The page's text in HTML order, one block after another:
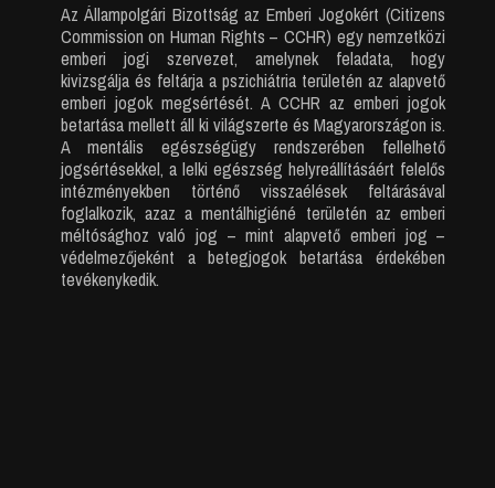
Az Állampolgári Bizottság az Emberi Jogokért (Citizens
Commission on Human Rights – CCHR) egy nemzetközi
emberi jogi szervezet, amelynek feladata, hogy
kivizsgálja és feltárja a pszichiátria területén az alapvető
emberi jogok megsértését. A CCHR az emberi jogok
betartása mellett áll ki világszerte és Magyarországon is.
A mentális egészségügy rendszerében fellelhető
jogsértésekkel, a lelki egészség helyreállításáért felelős
intézményekben történő visszaélések feltárásával
foglalkozik, azaz a mentálhigiéné területén az emberi
méltósághoz való jog – mint alapvető emberi jog –
védelmezőjeként a betegjogok betartása érdekében
tevékenykedik.